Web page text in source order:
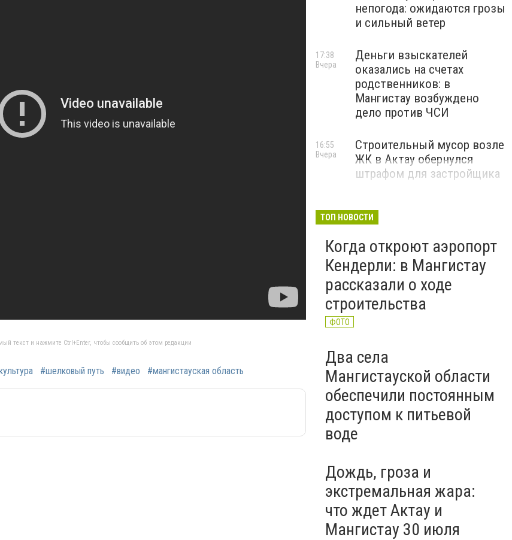
текст и нажмите Ctrl+Enter, чтобы сообщить об этом редакции
#шелковый путь #видео #мангистауская область
непогода: ожидаются грозы
и сильный ветер
Деньги взыскателей
оказались на счетах
родственников: в
Мангистау возбуждено
дело против ЧСИ
17:38
Вчера
Строительный мусор возле
ЖК в Актау обернулся
штрафом для застройщика
16:55
Вчера
ТОП НОВОСТИ
Когда откроют аэропорт
Кендерли: в Мангистау
рассказали о ходе
строительства
ФОТО
Два села
Мангистауской области
обеспечили постоянным
доступом к питьевой
воде
Дождь, гроза и
экстремальная жара:
что ждет Актау и
Мангистау 30 июля